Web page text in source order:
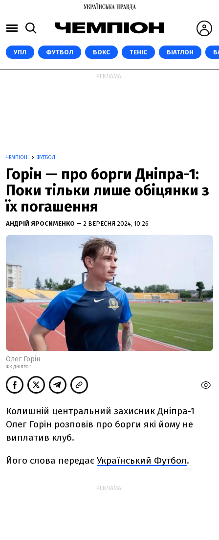
УПЛ ФУТБОЛ БОКС ТЕНІС БІАТЛОН
РЕКЛАМА:
ЧЕМПІОН ФУТБОЛ
Горін — про борги Дніпра-1:
Поки тільки лише обіцянки з
їх погашення
АНДРІЙ ЯРОСИМЕНКО — 2 ВЕРЕСНЯ 2024, 10:26
Олег Горін
ФК ДНІПРО-1
Колишній центральний захисник Дніпра-1
Олег Горін розповів про борги які йому не
виплатив клуб.
Його слова передає Український Футбол.
РЕКЛАМА: